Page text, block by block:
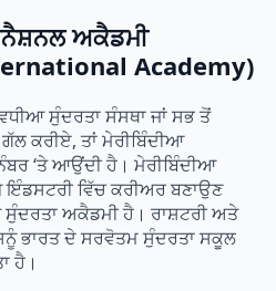
ਅਕੈਡਮੀ
Academy)
ਸੁੰਦਰਤਾ ਸੰਸਥਾ ਜਾਂ ਸਭ ਤੋਂ
ਕਰੀਏ, ਤਾਂ ਮੇਰੀਬਿੰਦੀਆ
‘ਤੇ ਆਉਂਦੀ ਹੈ। ਮੇਰੀਬਿੰਦੀਆ
ਵਿੱਚ ਕਰੀਅਰ ਬਣਾਉਣ
ਅਕੈਡਮੀ ਹੈ। ਰਾਸ਼ਟਰੀ ਅਤੇ
ਭਾਰਤ ਦੇ ਸਰਵੋਤਮ ਸੁੰਦਰਤਾ ਸਕੂਲ
ਹੈ।